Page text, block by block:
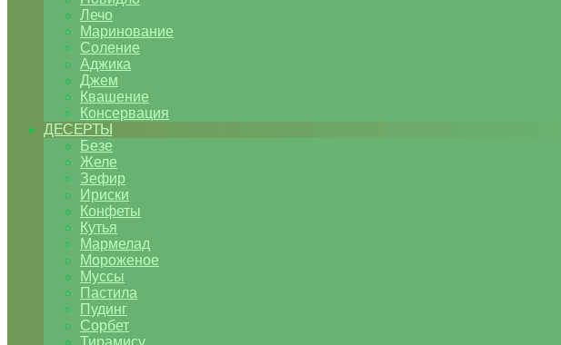
Лечо
Маринование
Соление
Аджика
Джем
Квашение
Консервация
ДЕСЕРТЫ
Безе
Желе
Зефир
Ириски
Конфеты
Кутья
Мармелад
Мороженое
Муссы
Пастила
Пудинг
Сорбет
Тирамису